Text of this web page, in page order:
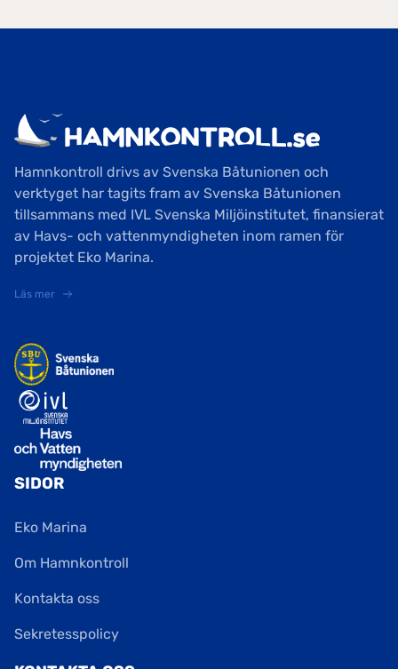
Hamnkontroll drivs av Svenska Båtunionen och
verktyget har tagits fram av Svenska Båtunionen
tillsammans med IVL Svenska Miljöinstitutet, finansierat
av Havs- och vattenmyndigheten inom ramen för
projektet Eko Marina.
Läs mer
SIDOR
Eko Marina
Om Hamnkontroll
Kontakta oss
Sekretesspolicy